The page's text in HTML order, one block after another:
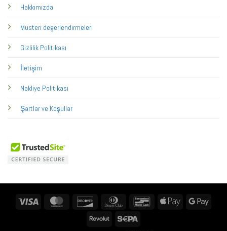
Hakkımızda
Musteri degerlendirmeleri
Gizlilik Politikası
İletişim
Nakliye Politikası
Şartlar ve Koşullar
Visa MasterCard Discover
Dinners
BancontactApple
Revolut